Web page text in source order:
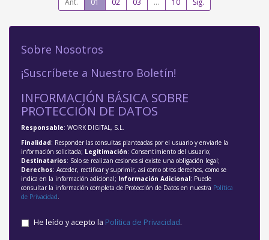
Ant. 01 02 03 ... 10 Sig.
Sobre Nosotros
¡Suscríbete a Nuestro Boletín!
INFORMACIÓN BÁSICA SOBRE
PROTECCIÓN DE DATOS
Responsable: WORK DIGITAL, S.L.
Finalidad: Responder las consultas planteadas por el usuario y enviarle la
información solicitada; Legitimación: Consentimiento del usuario;
Destinatarios: Solo se realizan cesiones si existe una obligación legal;
Derechos: Acceder, rectificar y suprimir, así como otros derechos, como se
indica en la información adicional; Información Adicional: Puede
consultar la información completa de Protección de Datos en nuestra Política
de Privacidad.
He leído y acepto la Política de Privacidad.